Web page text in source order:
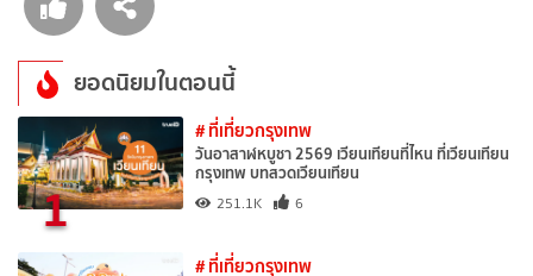
ยอดนิยมในตอนนี้
1
# ที่เที่ยวกรุงเทพ
วันอาสาฬหบูชา 2569 เวียนเทียนที่ไหน ที่เวียนเทียน
กรุงเทพ บทสวดเวียนเทียน
251.1K 6
# ที่เที่ยวกรุงเทพ